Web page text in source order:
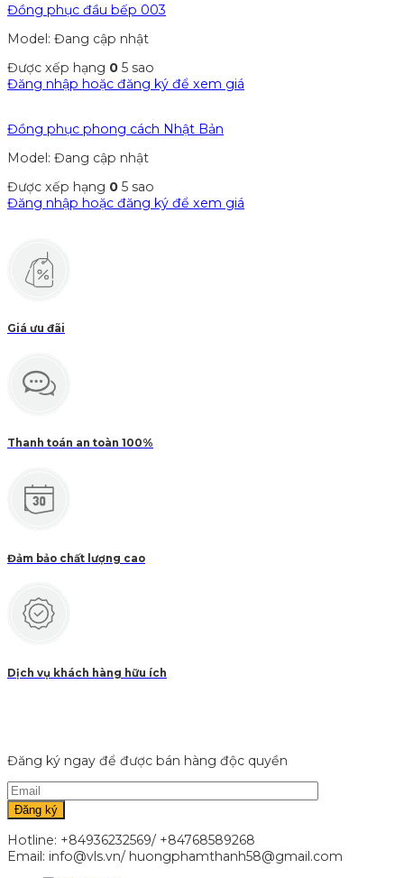
Đồng phục đầu bếp 003
Model: Đang cập nhật
Được xếp hạng 0 5 sao
Đăng nhập hoặc đăng ký để xem giá
Đồng phục phong cách Nhật Bản
Model: Đang cập nhật
Được xếp hạng 0 5 sao
Đăng nhập hoặc đăng ký để xem giá
Giá ưu đãi
Thanh toán an toàn 100%
Đảm bảo chất lượng cao
Dịch vụ khách hàng hữu ích
Đăng ký ngay để được bán hàng độc quyền
Hotline: +84936232569/ +84768589268
Email: info@vls.vn/ huongphamthanh58@gmail.com